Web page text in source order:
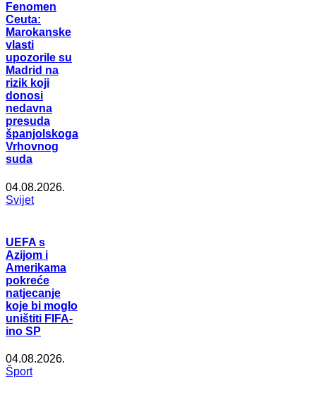
Fenomen
Ceuta:
Marokanske
vlasti
upozorile su
Madrid na
rizik koji
donosi
nedavna
presuda
španjolskoga
Vrhovnog
suda
04.08.2026.
Svijet
UEFA s
Azijom i
Amerikama
pokreće
natjecanje
koje bi moglo
uništiti FIFA-
ino SP
04.08.2026.
Šport